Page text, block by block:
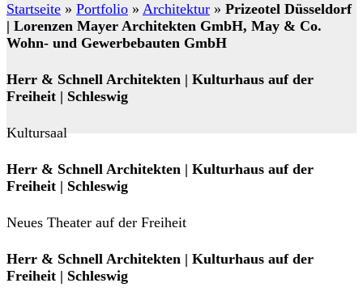
Startseite » Portfolio » Architektur » Prizeotel Düsseldorf
| Lorenzen Mayer Architekten GmbH, May & Co.
Wohn- und Gewerbebauten GmbH
Herr & Schnell Architekten | Kulturhaus auf der
Freiheit | Schleswig
Kultursaal
Herr & Schnell Architekten | Kulturhaus auf der
Freiheit | Schleswig
Neues Theater auf der Freiheit
Herr & Schnell Architekten | Kulturhaus auf der
Freiheit | Schleswig